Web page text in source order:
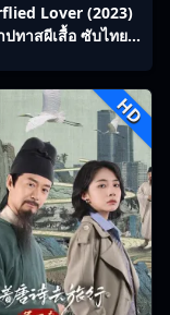
Lover (2023)
ปทาสผีเสื้อ ซับไทย
HD